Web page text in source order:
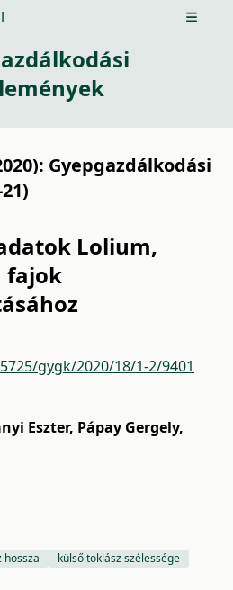
Open
Gyepgazdálkodási
Lolium,
fajok
gygk/2020/18/1-2/9401
Eszter, Pápay Gergely,
hossza
külső toklász szélessége